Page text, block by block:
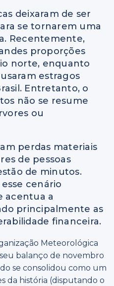
deixaram de ser
se tornarem uma
Recentemente,
proporções
norte, enquanto
estragos
Entretanto, o
não se resume
ou
perdas materiais
de pessoas
de minutos.
cenário
acentua a
principalmente as
financeira.
Meteorológica
balanço de novembro
se consolidou como um
da história (disputando o